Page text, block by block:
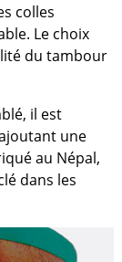
colles
Le choix
du tambour
il est
une
au Népal,
dans les